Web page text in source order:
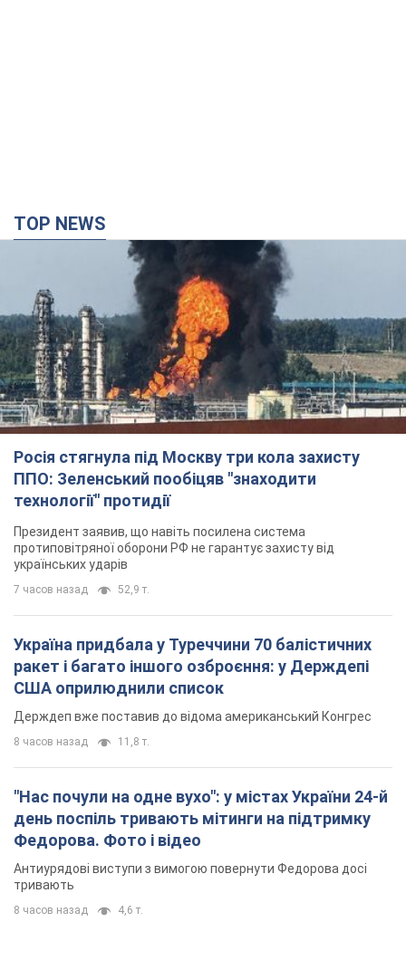
TOP NEWS
Росія стягнула під Москву три кола захисту
ППО: Зеленський пообіцяв "знаходити
технології" протидії
Президент заявив, що навіть посилена система
протиповітряної оборони РФ не гарантує захисту від
українських ударів
7 часов назад 52,9 т.
Україна придбала у Туреччини 70 балістичних
ракет і багато іншого озброєння: у Держдепі
США оприлюднили список
Держдеп вже поставив до відома американський Конгрес
8 часов назад 11,8 т.
"Нас почули на одне вухо": у містах України 24-й
день поспіль тривають мітинги на підтримку
Федорова. Фото і відео
Антиурядові виступи з вимогою повернути Федорова досі
тривають
8 часов назад 4,6 т.